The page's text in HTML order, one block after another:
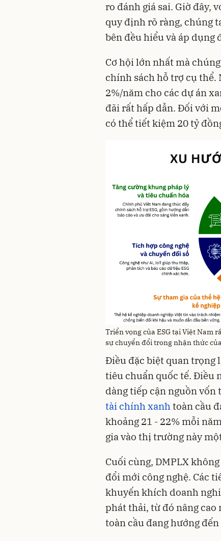
ro đánh giá sai. Giờ đây,
quy định rõ ràng, chúng
bên đều hiểu và áp dụng
Cơ hội lớn nhất mà
chính sách hỗ trợ cụ thể.
2%/năm cho các dự án
đãi rất hấp dẫn. Đối với
có thể tiết kiệm 20 tỷ
Triển vọng của ESG tại Việt Nam
sự chuyển đổi trong nhận thức
Điều đặc biệt quan trọng
tiêu chuẩn quốc tế. Điều
dàng tiếp cận nguồn vốn
tài chính xanhtoàn cầu
khoảng 21 - 22% mỗi
gia vào thị trường này
Cuối cùng, DMPLX
đổi mới công nghệ. Các
khuyến khích doanh
phát thải, từ đó nâng
toàn cầu đang hướng